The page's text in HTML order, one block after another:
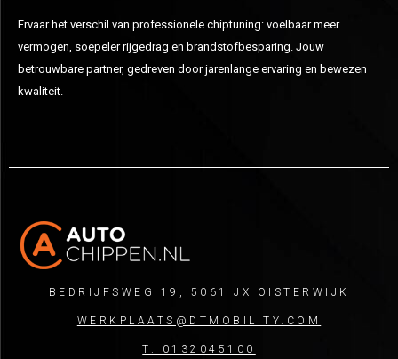
Ervaar het verschil van professionele chiptuning: voelbaar meer
vermogen, soepeler rijgedrag en brandstofbesparing. Jouw
betrouwbare partner, gedreven door jarenlange ervaring en bewezen
kwaliteit.
BEDRIJFSWEG 19, 5061 JX OISTERWIJK
WERKPLAATS@DTMOBILITY.COM
T. 0132045100